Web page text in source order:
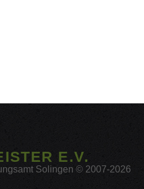
E.V.
Solingen © 2007-2026